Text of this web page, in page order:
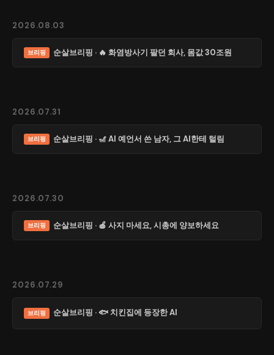
2026.08.03
브리핑 순살브리핑 · 🔥 화염방사기 팔던 회사, 몸값 30조원
2026.07.31
브리핑 순살브리핑 · 🎢 AI 예언서 쓴 남자, 그 AI한테 털림
2026.07.30
브리핑 순살브리핑 · 🍎 사지 마세요, 시총에 양보하세요
2026.07.29
브리핑 순살브리핑 · 🐟 치킨집에 등장한 AI